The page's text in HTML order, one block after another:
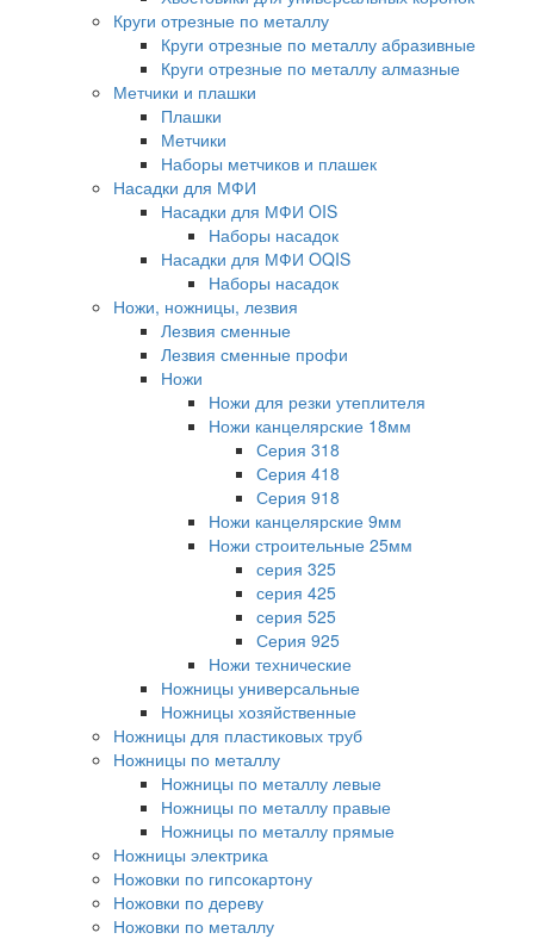
Круги отрезные по металлу
Круги отрезные по металлу абразивные
Круги отрезные по металлу алмазные
Метчики и плашки
Плашки
Метчики
Наборы метчиков и плашек
Насадки для МФИ
Насадки для МФИ OIS
Наборы насадок
Насадки для МФИ OQIS
Наборы насадок
Ножи, ножницы, лезвия
Лезвия сменные
Лезвия сменные профи
Ножи
Ножи для резки утеплителя
Ножи канцелярские 18мм
Серия 318
Серия 418
Серия 918
Ножи канцелярские 9мм
Ножи строительные 25мм
серия 325
серия 425
серия 525
Серия 925
Ножи технические
Ножницы универсальные
Ножницы хозяйственные
Ножницы для пластиковых труб
Ножницы по металлу
Ножницы по металлу левые
Ножницы по металлу правые
Ножницы по металлу прямые
Ножницы электрика
Ножовки по гипсокартону
Ножовки по дереву
Ножовки по металлу